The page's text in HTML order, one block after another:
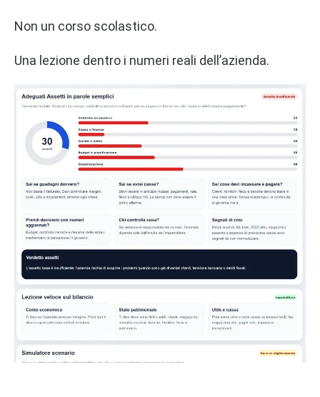
Non un corso scolastico.
Una lezione dentro i numeri reali dell’azienda.